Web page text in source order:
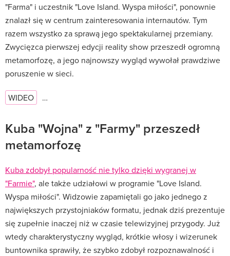
"Farma" i uczestnik "Love Island. Wyspa miłości", ponownie
znalazł się w centrum zainteresowania internautów. Tym
razem wszystko za sprawą jego spektakularnej przemiany.
Zwycięzca pierwszej edycji reality show przeszedł ogromną
metamorfozę, a jego najnowszy wygląd wywołał prawdziwe
poruszenie w sieci.
WIDEO …
Kuba "Wojna" z "Farmy" przeszedł
metamorfozę
Kuba zdobył popularność nie tylko dzięki wygranej w
"Farmie", ale także udziałowi w programie "Love Island.
Wyspa miłości". Widzowie zapamiętali go jako jednego z
największych przystojniaków formatu, jednak dziś prezentuje
się zupełnie inaczej niż w czasie telewizyjnej przygody. Już
wtedy charakterystyczny wygląd, krótkie włosy i wizerunek
buntownika sprawiły, że szybko zdobył rozpoznawalność i